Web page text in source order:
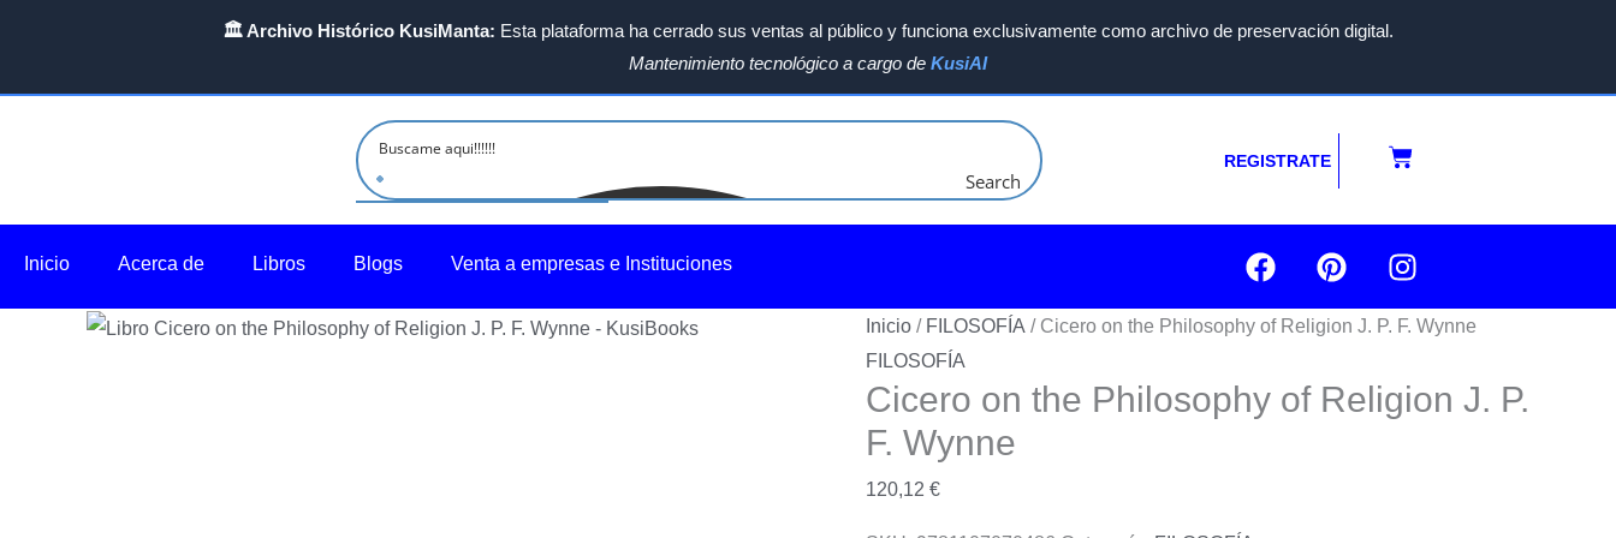
🏛️ Archivo Histórico KusiManta: Esta plataforma ha cerrado sus ventas al público y funciona exclusivamente como archivo de preservación digital.
Mantenimiento tecnológico a cargo de KusiAI
Search
REGISTRATE Carrito
Inicio Acerca de Libros Blogs Venta a empresas e Instituciones
F
a
c
e
o
P
i
n
t
r
I
n
s
t
g
Inicio / FILOSOFÍA / Cicero on the Philosophy of Religion J. P. F. Wynne
FILOSOFÍA
Cicero on the Philosophy of Religion J. P.
F. Wynne
120,12 €